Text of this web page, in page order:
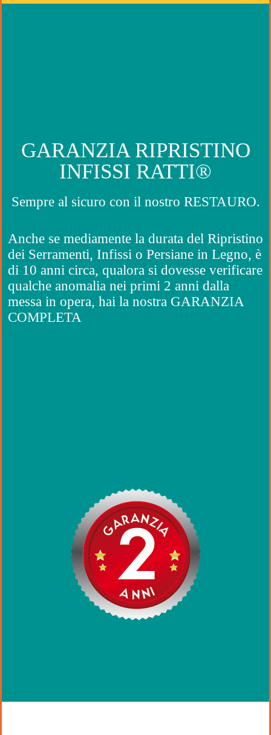
GARANZIA RIPRISTINO
INFISSI RATTI®
Sempre al sicuro con il nostro RESTAURO.
Anche se mediamente la durata del Ripristino
dei Serramenti, Infissi o Persiane in Legno, è
di 10 anni circa, qualora si dovesse verificare
qualche anomalia nei primi 2 anni dalla
messa in opera, hai la nostra GARANZIA
COMPLETA